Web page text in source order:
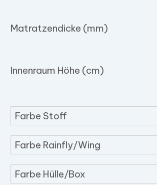
Matratzendicke (mm)
Innenraum Höhe (cm)
Farbe Stoff
Farbe Rainfly/Wing
Farbe Hülle/Box